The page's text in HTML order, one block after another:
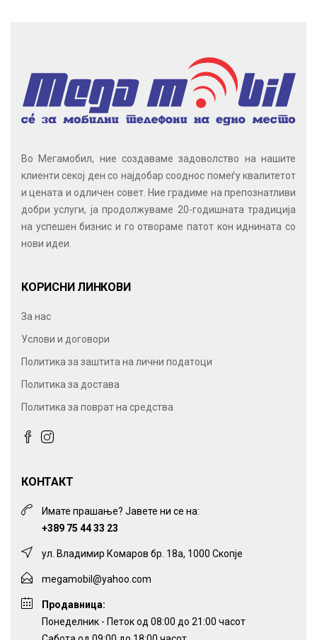
Во Мегамобил, ние создаваме задоволство на нашите
клиенти секој ден со најдобар сооднос помеѓу квалитетот
и цената и одличен совет. Ние градиме на препознатливи
добри услуги, ја продолжуваме 20-годишната традиција
на успешен бизнис и го отвораме патот кон иднината со
нови идеи.
КОРИСНИ ЛИНКОВИ
За нас
Услови и договори
Политика за заштита на лични податоци
Политика за достава
Политика за поврат на средства
КОНТАКТ
Имате прашање? Јавете ни се на:
+389 75 44 33 23
ул. Владимир Комаров бр. 18а, 1000 Скопје
megamobil@yahoo.com
Продавница:
Понеделник - Петок од 08:00 до 21:00 часот